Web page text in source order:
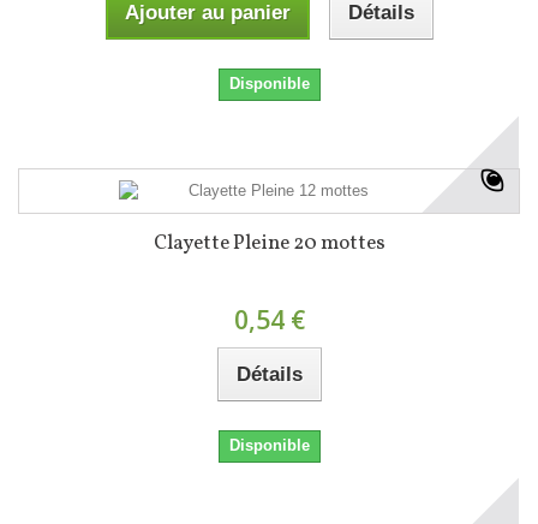
Ajouter au panier Détails
Disponible
Clayette Pleine 20 mottes
0,54 €
Détails
Disponible